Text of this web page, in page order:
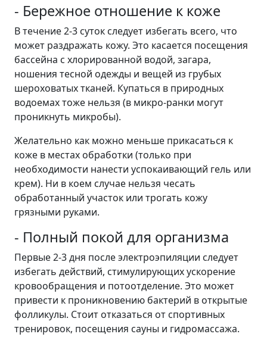
- Бережное отношение к коже
В течение 2-3 суток следует избегать всего, что
может раздражать кожу. Это касается посещения
бассейна с хлорированной водой, загара,
ношения тесной одежды и вещей из грубых
шероховатых тканей. Купаться в природных
водоемах тоже нельзя (в микро-ранки могут
проникнуть микробы).
Желательно как можно меньше прикасаться к
коже в местах обработки (только при
необходимости нанести успокаивающий гель или
крем). Ни в коем случае нельзя чесать
обработанный участок или трогать кожу
грязными руками.
- Полный покой для организма
Первые 2-3 дня после электроэпиляции следует
избегать действий, стимулирующих ускорение
кровообращения и потоотделение. Это может
привести к проникновению бактерий в открытые
фолликулы. Стоит отказаться от спортивных
тренировок, посещения сауны и гидромассажа.